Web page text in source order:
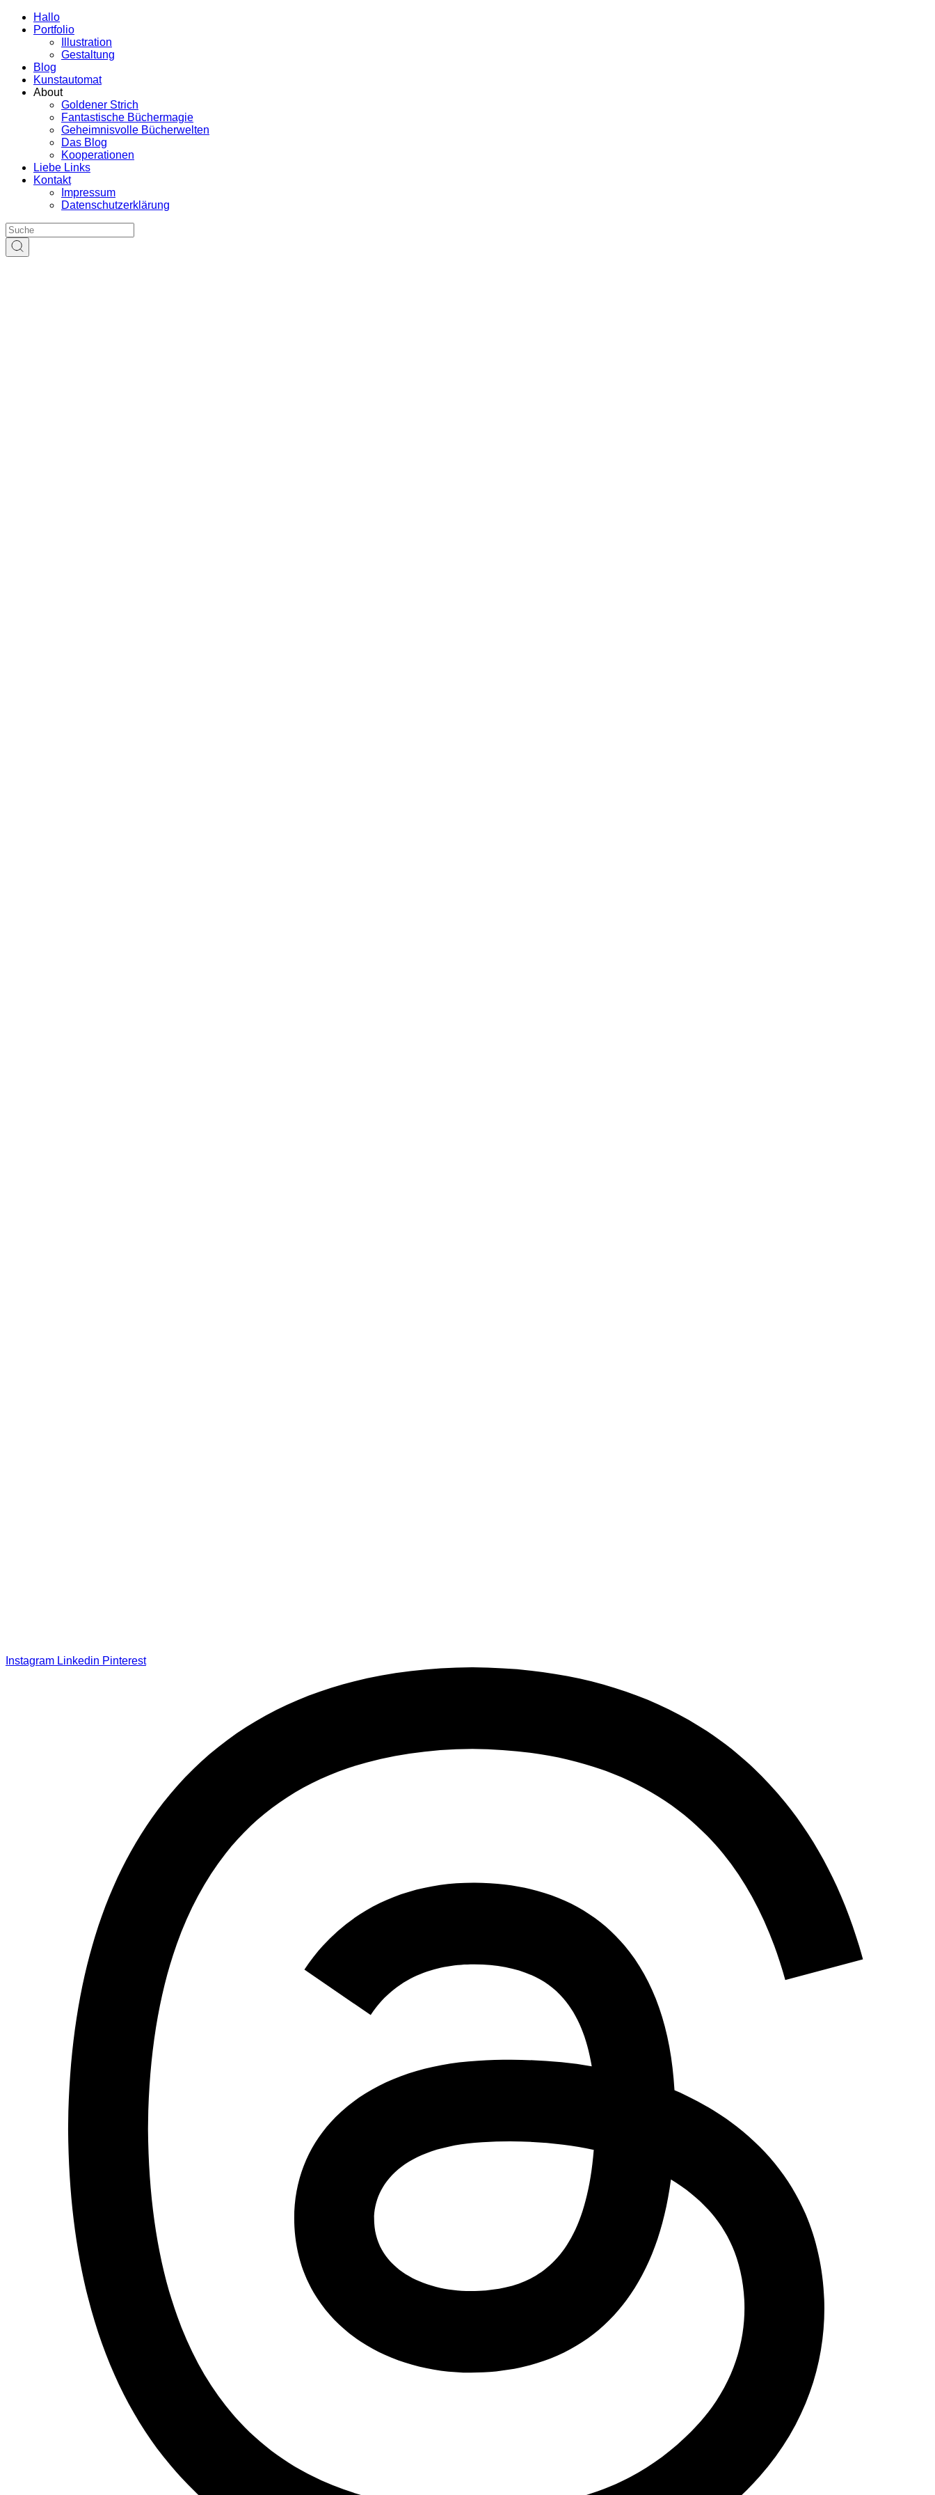
Hallo
Portfolio
Illustration
Gestaltung
Blog
Kunstautomat
About
Goldener Strich
Fantastische Büchermagie
Geheimnisvolle Bücherwelten
Das Blog
Kooperationen
Liebe Links
Kontakt
Impressum
Datenschutzerklärung
Instagram Linkedin Pinterest